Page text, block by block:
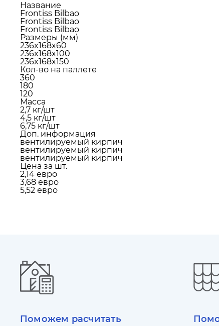
Название
Frontiss Bilbao
Frontiss Bilbao
Frontiss Bilbao
Размеры (мм)
236x168x60
236x168x100
236x168x150
Кол-во на паллете
360
180
120
Масса
2,7 кг/шт
4,5 кг/шт
6,75 кг/шт
Доп. информация
вентилируемый кирпич
вентилируемый кирпич
вентилируемый кирпич
Цена за шт.
2,14 евро
3,68 евро
5,52 евро
Поможем расчитать